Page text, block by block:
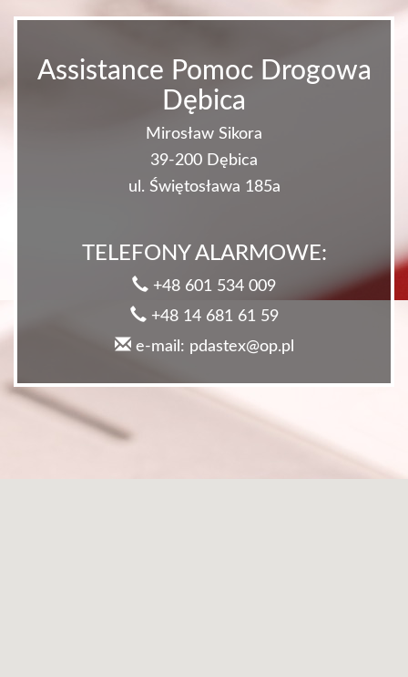
Assistance Pomoc Drogowa
Dębica
Mirosław Sikora
39-200 Dębica
ul. Świętosława 185a
TELEFONY ALARMOWE:
+48 601 534 009
+48 14 681 61 59
e-mail: pdastex@op.pl